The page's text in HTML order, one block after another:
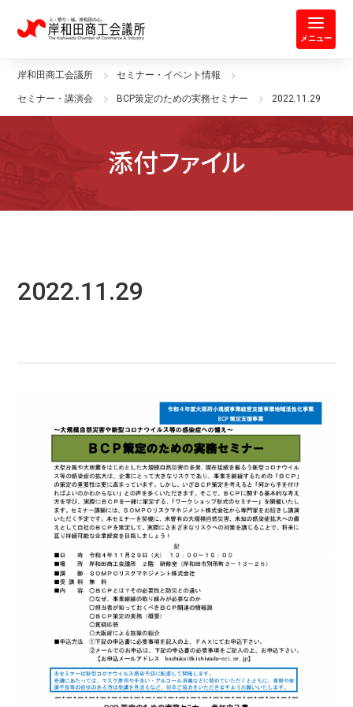
岸和田商工会議所 | 人・祭り・城。
メニュー
岸和田商工会議所 セミナー・イベント情報
セミナー・講演会 BCP策定のための実務セミナー 2022.11.29
添付ファイル
2022.11.29